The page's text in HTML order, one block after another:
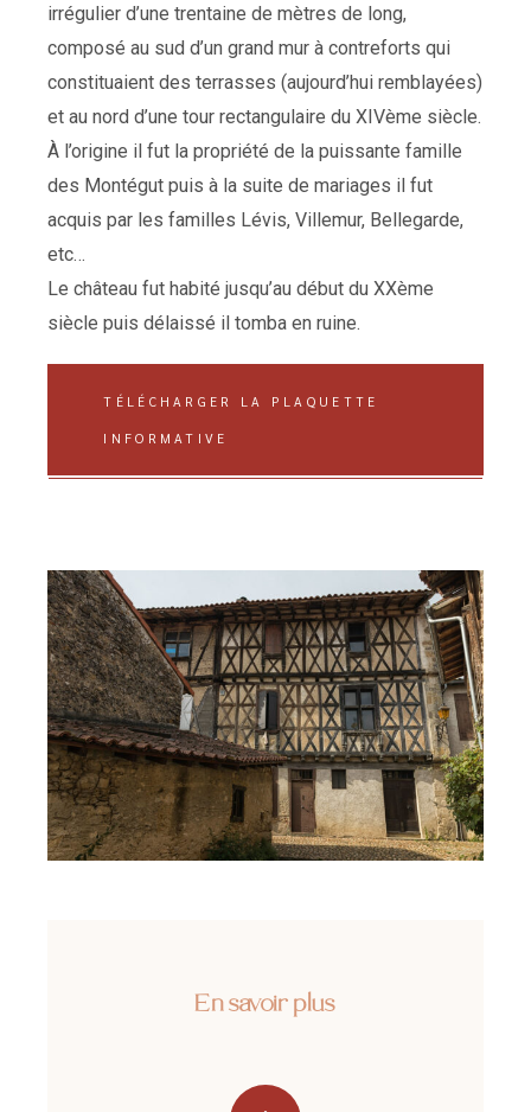
irrégulier d’une trentaine de mètres de long,
composé au sud d’un grand mur à contreforts qui
constituaient des terrasses (aujourd’hui remblayées)
et au nord d’une tour rectangulaire du XIVème siècle.
À l’origine il fut la propriété de la puissante famille
des Montégut puis à la suite de mariages il fut
acquis par les familles Lévis, Villemur, Bellegarde,
etc…
Le château fut habité jusqu’au début du XXème
siècle puis délaissé il tomba en ruine.
TÉLÉCHARGER LA PLAQUETTE
INFORMATIVE
En savoir plus